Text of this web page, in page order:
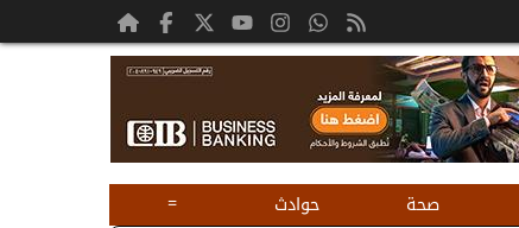
صحة حوادث
=